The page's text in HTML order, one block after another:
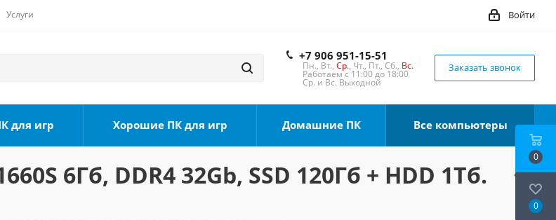
Услуги Войти
+7 906 951-15-51
Пн., Вт., Ср., Чт., Пт., Сб., Вс.
Работаем с 11:00 до 18:00
Ср. и Вс. Выходной
Заказать звонок
для игр Хорошие ПК для игр Домашние ПК Все компьютеры
6Гб, DDR4 32Gb, SSD 120Гб + HDD 1Тб.
0
0